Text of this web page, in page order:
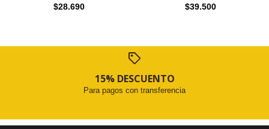
$28.690 $39.500
15% DESCUENTO
Para pagos con transferencia